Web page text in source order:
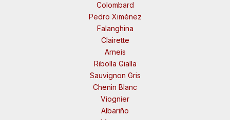
Colombard
Pedro Ximénez
Falanghina
Clairette
Arneis
Ribolla Gialla
Sauvignon Gris
Chenin Blanc
Viognier
Albariño